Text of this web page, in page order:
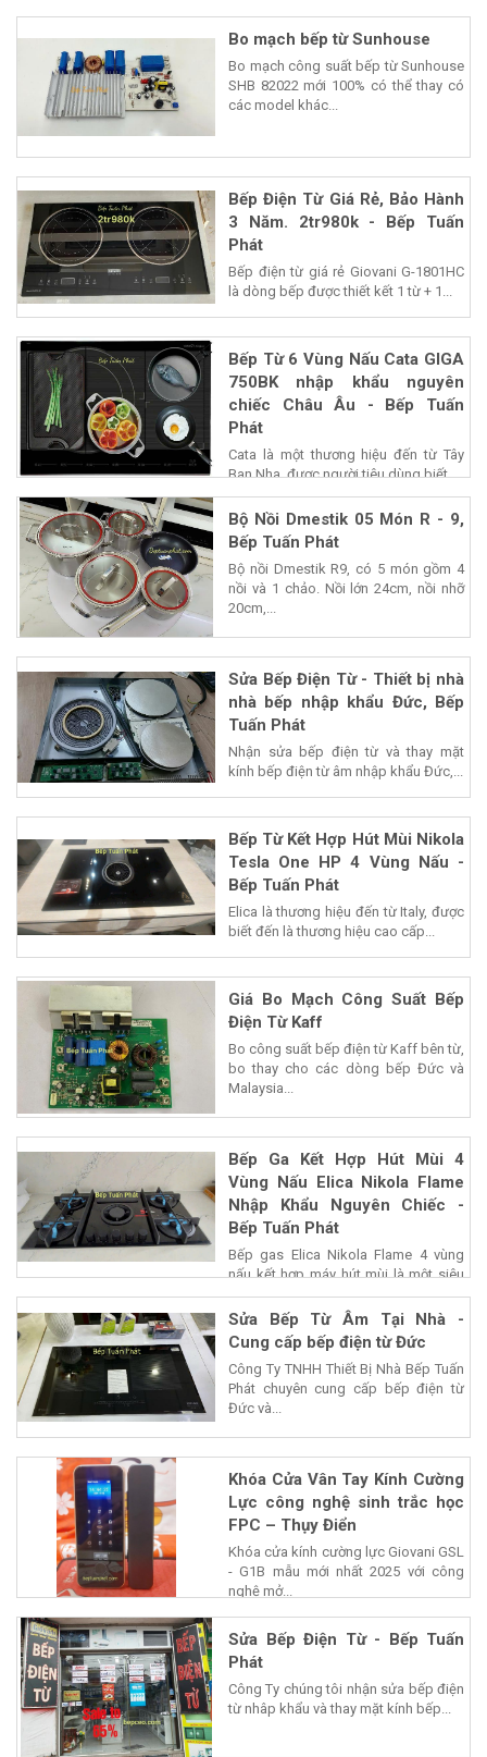
Bo mạch bếp từ Sunhouse
Bo mạch công suất bếp từ Sunhouse
SHB 82022 mới 100% có thể thay có
các model khác...
Bếp Điện Từ Giá Rẻ, Bảo Hành
3 Năm. 2tr980k - Bếp Tuấn
Phát
Bếp điện từ giá rẻ Giovani G-1801HC
là dòng bếp được thiết kết 1 từ + 1...
Bếp Từ 6 Vùng Nấu Cata GIGA
750BK nhập khẩu nguyên
chiếc Châu Âu - Bếp Tuấn
Phát
Cata là một thương hiệu đến từ Tây
Ban Nha, được người tiêu dùng biết...
Bộ Nồi Dmestik 05 Món R - 9,
Bếp Tuấn Phát
Bộ nồi Dmestik R9, có 5 món gồm 4
nồi và 1 chảo. Nồi lớn 24cm, nồi nhỡ
20cm,...
Sửa Bếp Điện Từ - Thiết bị nhà
nhà bếp nhập khẩu Đức, Bếp
Tuấn Phát
Nhận sửa bếp điện từ và thay mặt
kính bếp điện từ âm nhập khẩu Đức,...
Bếp Từ Kết Hợp Hút Mùi Nikola
Tesla One HP 4 Vùng Nấu -
Bếp Tuấn Phát
Elica là thương hiệu đến từ Italy, được
biết đến là thương hiệu cao cấp...
Giá Bo Mạch Công Suất Bếp
Điện Từ Kaff
Bo công suất bếp điện từ Kaff bên từ,
bo thay cho các dòng bếp Đức và
Malaysia...
Bếp Ga Kết Hợp Hút Mùi 4
Vùng Nấu Elica Nikola Flame
Nhập Khẩu Nguyên Chiếc -
Bếp Tuấn Phát
Bếp gas Elica Nikola Flame 4 vùng
nấu kết hợp máy hút mùi là một siêu
phẩm của...
Sửa Bếp Từ Âm Tại Nhà -
Cung cấp bếp điện từ Đức
Công Ty TNHH Thiết Bị Nhà Bếp Tuấn
Phát chuyên cung cấp bếp điện từ
Đức và...
Khóa Cửa Vân Tay Kính Cường
Lực công nghệ sinh trắc học
FPC – Thụy Điển
Khóa cửa kính cường lực Giovani GSL
- G1B mẫu mới nhất 2025 với công
nghệ mở...
Sửa Bếp Điện Từ - Bếp Tuấn
Phát
Công Ty chúng tôi nhận sửa bếp điện
từ nhâp khẩu và thay mặt kính bếp...